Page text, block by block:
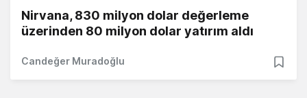
Nirvana, 830 milyon dolar değerleme
üzerinden 80 milyon dolar yatırım aldı
Candeğer Muradoğlu